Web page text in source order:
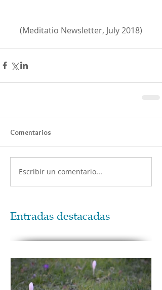
(Meditatio Newsletter, July 2018)
Comentarios
Escribir un comentario...
Entradas destacadas